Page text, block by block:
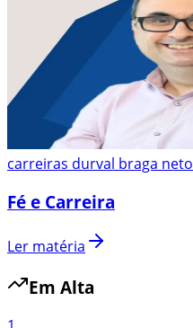
carreiras durval braga neto
Fé e Carreira
Ler matéria
Em Alta